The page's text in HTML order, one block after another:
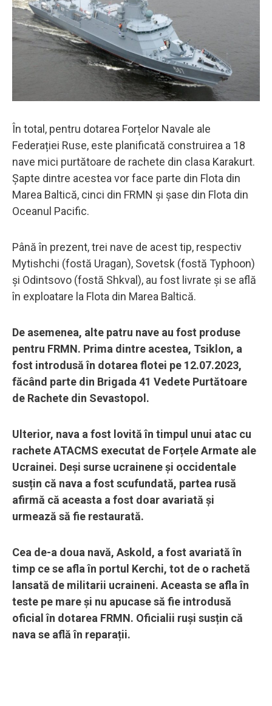
În total, pentru dotarea Forțelor Navale ale
Federației Ruse, este planificată construirea a 18
nave mici purtătoare de rachete din clasa Karakurt.
Șapte dintre acestea vor face parte din Flota din
Marea Baltică, cinci din FRMN și șase din Flota din
Oceanul Pacific.
Până în prezent, trei nave de acest tip, respectiv
Mytishchi (fostă Uragan), Sovetsk (fostă Typhoon)
și Odintsovo (fostă Shkval), au fost livrate și se află
în exploatare la Flota din Marea Baltică.
De asemenea, alte patru nave au fost produse
pentru FRMN. Prima dintre acestea, Tsiklon, a
fost introdusă în dotarea flotei pe 12.07.2023,
făcând parte din Brigada 41 Vedete Purtătoare
de Rachete din Sevastopol.
Ulterior, nava a fost lovită în timpul unui atac cu
rachete ATACMS executat de Forțele Armate ale
Ucrainei. Deși surse ucrainene și occidentale
susțin că nava a fost scufundată, partea rusă
afirmă că aceasta a fost doar avariată și
urmează să fie restaurată.
Cea de-a doua navă, Askold, a fost avariată în
timp ce se afla în portul Kerchi, tot de o rachetă
lansată de militarii ucraineni. Aceasta se afla în
teste pe mare și nu apucase să fie introdusă
oficial în dotarea FRMN. Oficialii ruși susțin că
nava se află în reparații.